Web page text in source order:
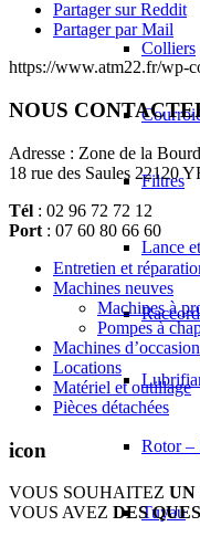
Colliers
Filtres
Lance
Rotor –
Tuyau
Partager sur Reddit
Partager par Mail
https://www.atm22.fr/wp-
NOUS
Adresse : Zone de la
18 rue des Saules 22120
Tél : 02 96 72 72 12
Port : 07 60 80 66 60
Entretien et
Machines neuves
Machines à
Pompes à
Machines d’occasion
Locations
Matériel et outillage
Pièces détachées
icon
VOUS SOUHAITEZ UN
VOUS AVEZ DES